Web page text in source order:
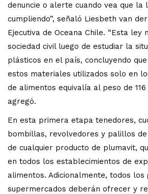
denuncie o alerte cuando vea que la
cumpliendo”, señaló Liesbeth van
Ejecutiva de Oceana Chile. “Esta ley
sociedad civil luego de estudiar la
plásticos en el país, concluyendo
estos materiales utilizados solo en
de alimentos equivalía al peso de
agregó.
En esta primera etapa tenedores,
bombillas, revolvedores y palillos
de cualquier producto de plumavit,
en todos los establecimientos de
alimentos. Adicionalmente, todos los
supermercados deberán ofrecer y